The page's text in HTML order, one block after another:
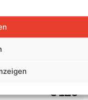
+
Wir tauschen
€ 120